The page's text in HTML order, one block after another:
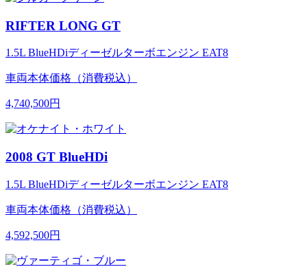
RIFTER LONG GT
1.5L BlueHDiディーゼルターボエンジン EAT8
車両本体価格（消費税込）
4,740,500円
2008 GT BlueHDi
1.5L BlueHDiディーゼルターボエンジン EAT8
車両本体価格（消費税込）
4,592,500円